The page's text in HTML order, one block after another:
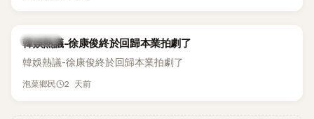
熱議討論
韓娛熱議-徐康俊終於回歸本業拍劇了
韓娛熱議-徐康俊終於回歸本業拍劇了
泡菜鄉民 2 天前